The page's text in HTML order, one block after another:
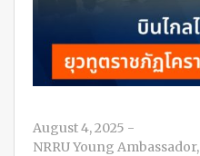
August 4, 2025 -
NRRU Young Ambassador,